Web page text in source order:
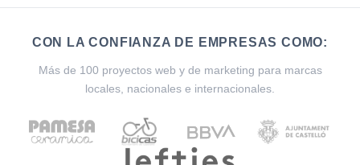
CON LA CONFIANZA DE EMPRESAS COMO:
Más de 100 proyectos web y de marketing para marcas
locales, nacionales e internacionales.